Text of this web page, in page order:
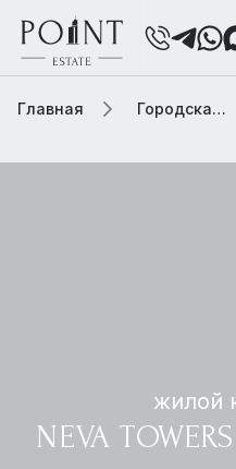
Главная Городская элитная недвижимость
жилой
NEVA